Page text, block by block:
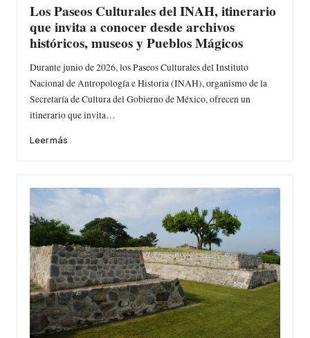
Los Paseos Culturales del INAH, itinerario
que invita a conocer desde archivos
históricos, museos y Pueblos Mágicos
Durante junio de 2026, los Paseos Culturales del Instituto
Nacional de Antropología e Historia (INAH), organismo de la
Secretaría de Cultura del Gobierno de México, ofrecen un
itinerario que invita…
Leer más